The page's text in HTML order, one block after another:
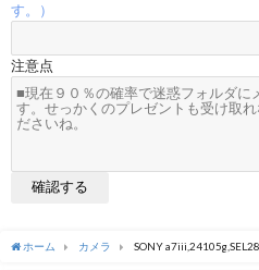
す。）
注意点
ホーム カメラ
SONY